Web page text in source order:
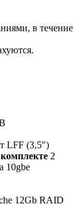
в течение
LFF (3,5")
2
10gbe
12Gb RAID